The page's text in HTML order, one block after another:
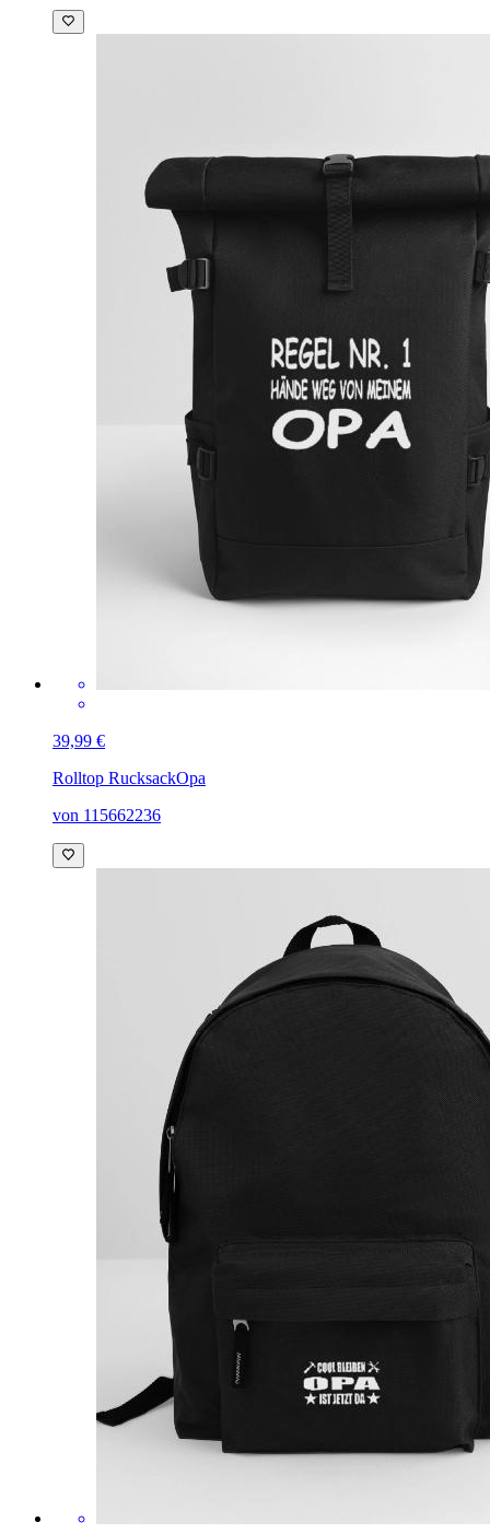
39,99 €
Rolltop RucksackOpa
von 115662236